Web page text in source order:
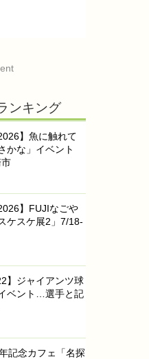
ンキング
】魚に触れて
かな」イベント
】FUJIなごや
ケスケ展2」7/18-
】ジャイアンツ球
ベント…選手と記
記念カフェ「名探